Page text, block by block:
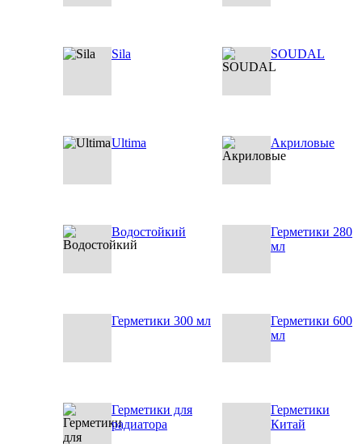
Sila SOUDAL
Ultima Акриловые
Водостойкий
Герметики 280
мл
Герметики 300 мл
Герметики 600
мл
Герметики для
радиатора
Герметики
Китай